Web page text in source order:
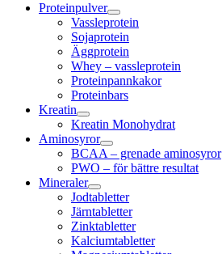
Proteinpulver
Vassleprotein
Sojaprotein
Äggprotein
Whey – vassleprotein
Proteinpannkakor
Proteinbars
Kreatin
Kreatin Monohydrat
Aminosyror
BCAA – grenade aminosyror
PWO – för bättre resultat
Mineraler
Jodtabletter
Järntabletter
Zinktabletter
Kalciumtabletter